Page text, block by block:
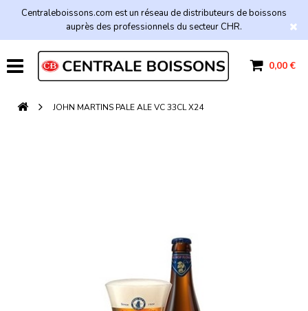
Centraleboissons.com est un réseau de distributeurs de boissons
auprès des professionnels du secteur CHR.
0,00 €
JOHN MARTINS PALE ALE VC 33CL X24